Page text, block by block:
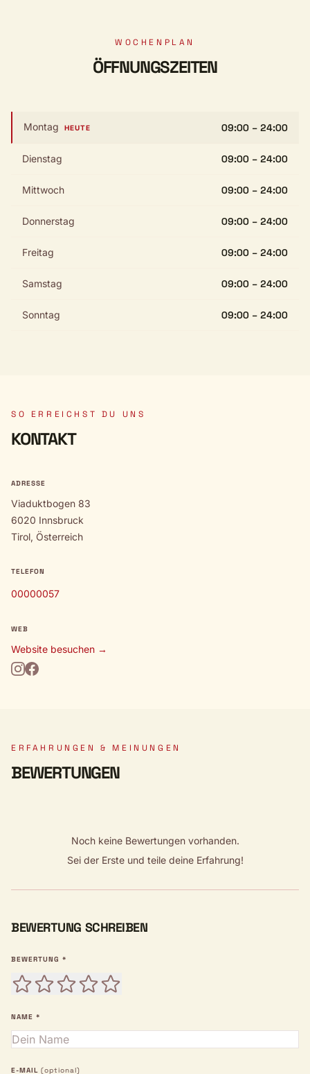
WOCHENPLAN
ÖFFNUNGSZEITEN
Montag HEUTE 09:00 – 24:00
Dienstag 09:00 – 24:00
Mittwoch 09:00 – 24:00
Donnerstag 09:00 – 24:00
Freitag 09:00 – 24:00
Samstag 09:00 – 24:00
Sonntag 09:00 – 24:00
SO ERREICHST DU UNS
KONTAKT
ADRESSE
Viaduktbogen 83
6020 Innsbruck
Tirol, Österreich
TELEFON
00000057
WEB
Website besuchen →
ERFAHRUNGEN & MEINUNGEN
BEWERTUNGEN
Noch keine Bewertungen vorhanden.
Sei der Erste und teile deine Erfahrung!
BEWERTUNG SCHREIBEN
BEWERTUNG *
NAME *
E-MAIL (optional)